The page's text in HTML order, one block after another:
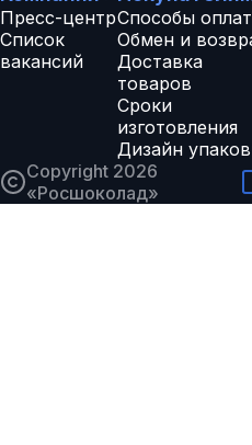
Пресс-центр
Список
вакансий
Способы
Обмен и
Доставка
товаров
Сроки
изготовления
Дизайн
Copyright 2026
«Росшоколад»